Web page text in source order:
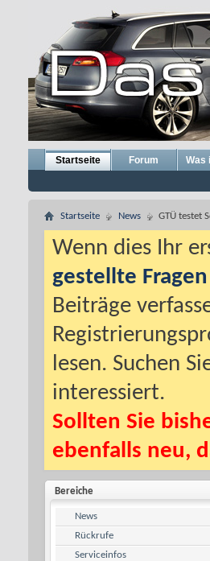
Startseite Forum Was
Startseite News GTÜ testet
Wenn dies Ihr
gestellte Fragen
Beiträge
lesen. Suchen
interessiert.
Sollten Sie
ebenfalls neu,
Bereiche
News
Rückrufe
Serviceinfos